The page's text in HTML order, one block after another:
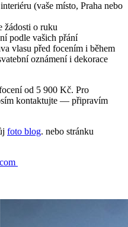
(vaše místo, Praha nebo
žádosti o ruku
podle vašich přání
vlasu před focením i během
oznámení i dekorace
od 5 900 Kč. Pro
kontaktujte — připravím
foto blog. nebo stránku